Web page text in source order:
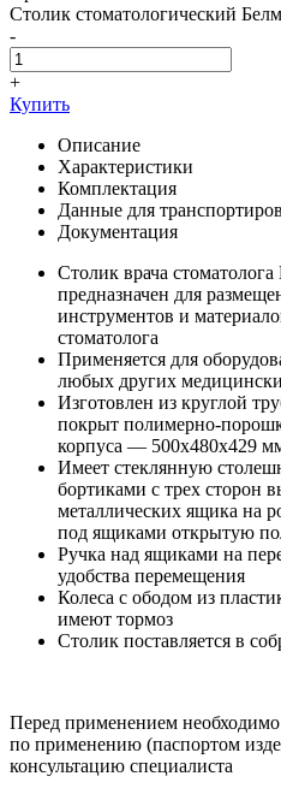
Столик стоматологический
-
+
Купить
Описание
Характеристики
Комплектация
Данные для
Документация
Столик врача
предназначен для
инструментов и
стоматолога
Применяется для
любых других
Изготовлен из круглой
покрыт полимерно-
корпуса — 500x480x429
Имеет стеклянную
бортиками с трех сторон
металлических ящика на
под ящиками открытую
Ручка над ящиками на
удобства перемещения
Колеса с ободом из
имеют тормоз
Столик поставляется в
Перед применением
по применению (паспортом
консультацию специалиста